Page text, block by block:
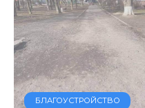
БЛАГОУСТРОЙСТВО